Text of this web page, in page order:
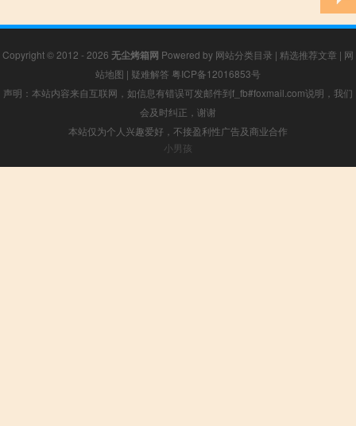
Copyright © 2012 - 2026 无尘烤箱网 Powered by 网站分类目录 | 精选推荐文章 | 网
站地图 | 疑难解答 粤ICP备12016853号
声明：本站内容来自互联网，如信息有错误可发邮件到f_fb#foxmail.com说明，我们
会及时纠正，谢谢
本站仅为个人兴趣爱好，不接盈利性广告及商业合作
小男孩